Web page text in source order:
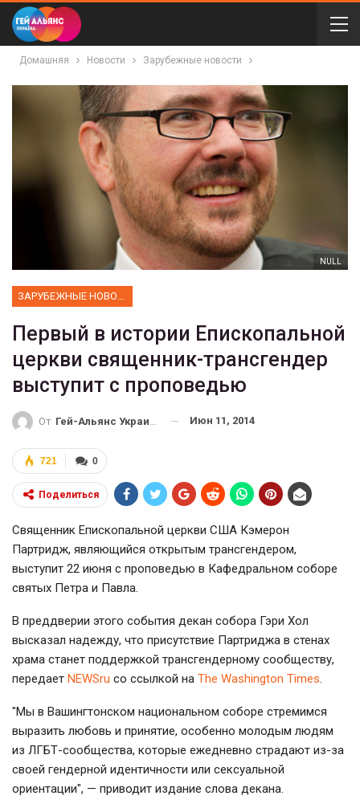
Домашняя Новости Зарубежные новости
NULL
Первый в истории Епископальной
церкви священник-трансгендер
выступит с проповедью
От Гей-Альянс Украина Июн 11, 2014
0
721
Поделиться
Священник Епископальной церкви США Кэмерон
Партридж, являющийся открытым трансгендером,
выступит 22 июня с проповедью в Кафедральном соборе
святых Петра и Павла.
В преддверии этого события декан собора Гэри Хол
высказал надежду, что присутствие Партриджа в стенах
храма станет поддержкой трансгендерному сообществу,
передает NEWSru со ссылкой на The Washington Times
"Мы в Вашингтонском национальном соборе стремимся
выразить любовь и принятие, особенно молодым людям
из ЛГБТ-сообщества, которые ежедневно страдают из-за
своей гендерной идентичности или сексуальной
ориентации", — приводит издание слова декана.